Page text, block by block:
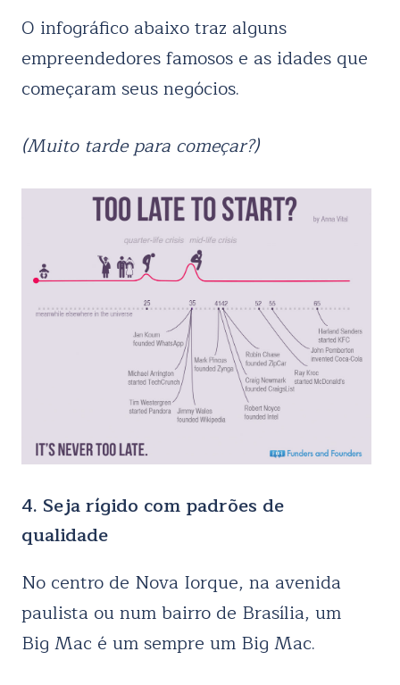
O infográfico abaixo traz alguns
empreendedores famosos e as idades que
começaram seus negócios.
(Muito tarde para começar?)
4. Seja rígido com padrões de
qualidade
No centro de Nova Iorque, na avenida
paulista ou num bairro de Brasília, um
Big Mac é um sempre um Big Mac.